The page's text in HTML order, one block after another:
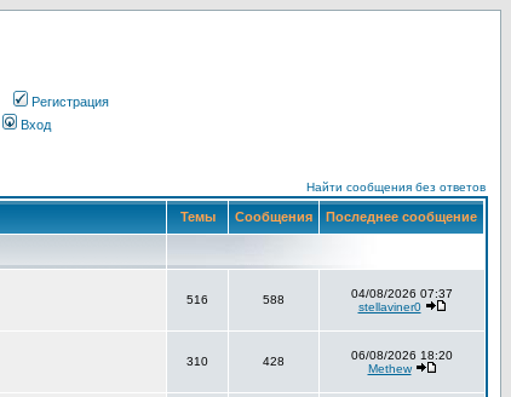
Регистрация
Вход
Найти сообщения без ответов
Темы Сообщения Последнее сообщение
516 588
04/08/2026 07:37
stellaviner0
310 428
06/08/2026 18:20
Methew